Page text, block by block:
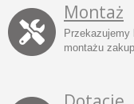
Montaż
Przekazujemy
montażu